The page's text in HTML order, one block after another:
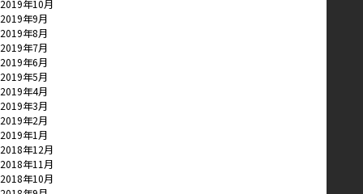
2019年10月
2019年9月
2019年8月
2019年7月
2019年6月
2019年5月
2019年4月
2019年3月
2019年2月
2019年1月
2018年12月
2018年11月
2018年10月